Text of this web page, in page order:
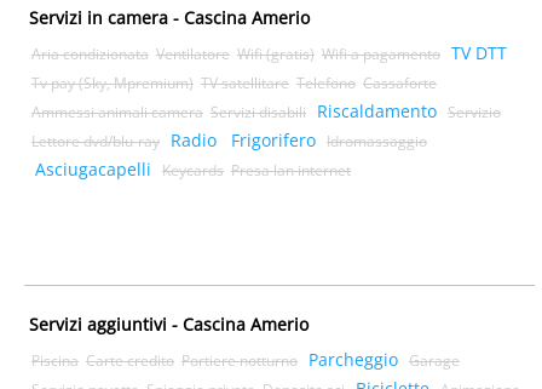
Servizi in camera - Cascina Amerio
Aria condizionata Ventilatore Wifi (gratis) Wifi a pagamento TV DTT
Tv pay (Sky, Mpremium) TV satellitare Telefono Cassaforte
Ammessi animali camera Servizi disabili Riscaldamento Servizio
Lettore dvd/blu-ray
Radio Frigorifero Idromassaggio
Asciugacapelli Keycards Presa lan internet
Servizi aggiuntivi - Cascina Amerio
Piscina Carte credito Portiere notturno Parcheggio Garage